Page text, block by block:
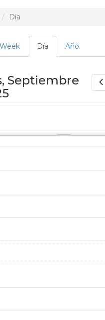
Día
Week Día (solapa
activa)
Año
Septiembre